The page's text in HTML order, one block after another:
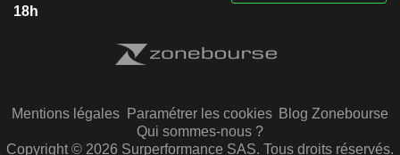
18h
Mentions légales Paramétrer les cookies Blog Zonebourse
Qui sommes-nous ?
Copyright © 2026 Surperformance SAS. Tous droits réservés.